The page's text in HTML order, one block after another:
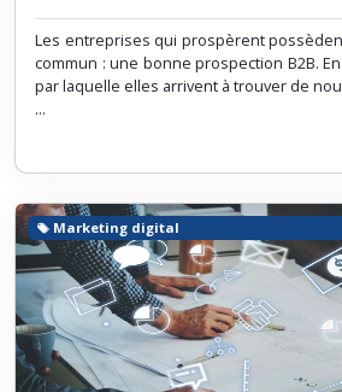
Les entreprises qui prospèrent
commun : une bonne prospection B2B.
par laquelle elles arrivent à trouver de
...
Marketing digital